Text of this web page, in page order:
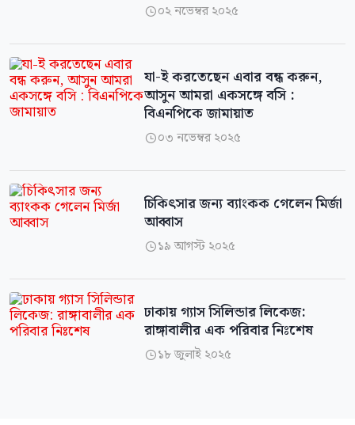
০২ নভেম্বর ২০২৫
যা-ই করতেছেন এবার বন্ধ করুন,
আসুন আমরা একসঙ্গে বসি :
বিএনপিকে জামায়াত
০৩ নভেম্বর ২০২৫
চিকিৎসার জন্য ব্যাংকক গেলেন মির্জা
আব্বাস
১৯ আগস্ট ২০২৫
ঢাকায় গ্যাস সিলিন্ডার লিকেজ:
রাঙ্গাবালীর এক পরিবার নিঃশেষ
১৮ জুলাই ২০২৫